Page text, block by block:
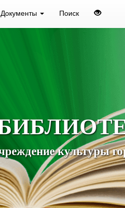
Документы Поиск
культуры